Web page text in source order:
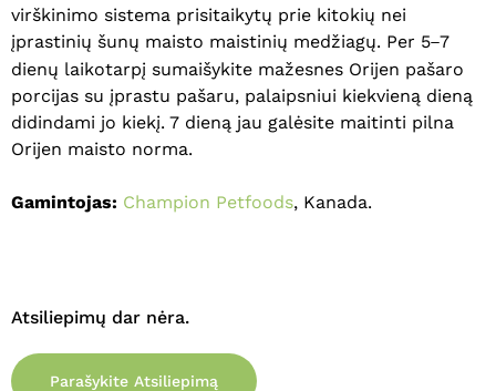
virškinimo sistema prisitaikytų prie kitokių nei
įprastinių šunų maisto maistinių medžiagų. Per 5–7
dienų laikotarpį sumaišykite mažesnes Orijen pašaro
porcijas su įprastu pašaru, palaipsniui kiekvieną dieną
didindami jo kiekį. 7 dieną jau galėsite maitinti pilna
Orijen maisto norma.
Gamintojas: Champion Petfoods, Kanada.
Atsiliepimų dar nėra.
Parašykite Atsiliepimą